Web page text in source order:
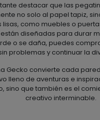
destacar que las
no solo al papel tapiz,
lisas, como muebles o
diseñadas para durar
o se daña, puedes
problemas y continuar la
Gecko convierte cada
lleno de aventuras e
sino que también es el
creativo interminable.